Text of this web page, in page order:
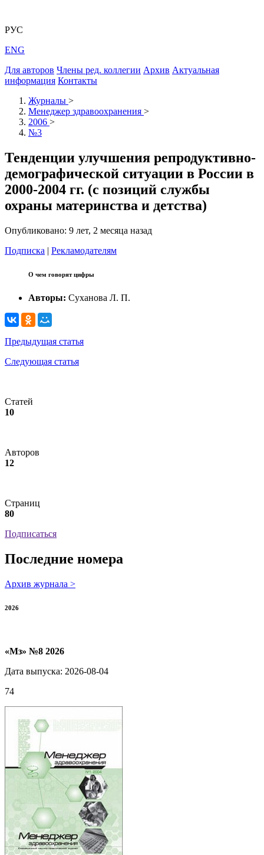
РУС
ENG
Для авторов Члены ред. коллегии Архив Актуальная
информация Контакты
Журналы >
Менеджер здравоохранения >
2006 >
№3
Тенденции улучшения репродуктивно-
демографической ситуации в России в
2000-2004 гг. (с позиций службы
охраны материнства и детства)
Опубликовано: 9 лет, 2 месяца назад
Подписка | Рекламодателям
О чем говорят цифры
Авторы: Суханова Л. П.
Предыдущая статья
Следующая статья
Статей
10
Авторов
12
Страниц
80
Подписаться
Последние номера
Архив журнала >
2026
«Мз» №8 2026
Дата выпуска: 2026-08-04
74